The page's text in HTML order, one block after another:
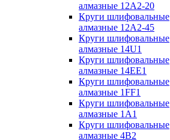
алмазные 12А2-20
Круги шлифовальные
алмазные 12А2-45
Круги шлифовальные
алмазные 14U1
Круги шлифовальные
алмазные 14ЕЕ1
Круги шлифовальные
алмазные 1FF1
Круги шлифовальные
алмазные 1А1
Круги шлифовальные
алмазные 4В2